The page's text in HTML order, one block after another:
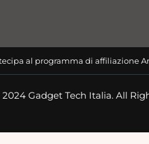
al programma di affiliazione
Gadget Tech Italia. All